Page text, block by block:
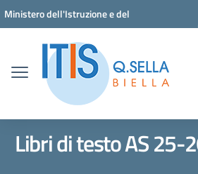
Vai ai contenuti
Vai al menu di navigazione
Vai al footer
Ministero dell'Istruzione e del
Libri di testo AS 25-